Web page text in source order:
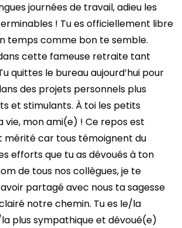
journées de travail, adieu les
! Tu es officiellement libre
temps comme bon te semble.
cette fameuse retraite tant
quittes le bureau aujourd’hui pour
des projets personnels plus
et stimulants. À toi les petits
vie, mon ami(e) ! Ce repos est
mérité car tous témoignent du
efforts que tu as dévoués à ton
de tous nos collègues, je te
partagé avec nous ta sagesse
notre chemin. Tu es le/la
plus sympathique et dévoué(e)